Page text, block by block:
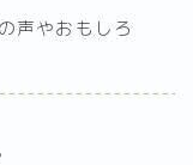
声やおもしろ